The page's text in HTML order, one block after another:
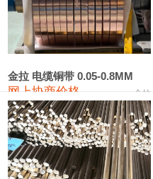
无氧铜丝(硬) 109,710—110,010
R410A专用紫铜管
铸造铝合金锭(A380）
铝合金ADC12 24,200—24,400
铸造铝合金锭(ZL102)
金拉 电缆铜带 0.05-0.8MM
网上协商价格 金拉